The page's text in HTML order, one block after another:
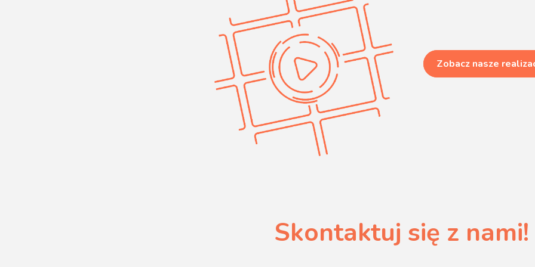
Zobacz nasze
Skontaktuj się z nami!